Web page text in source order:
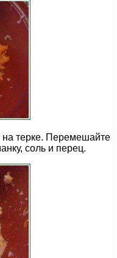
на терке. Перемешайте
соль и перец.